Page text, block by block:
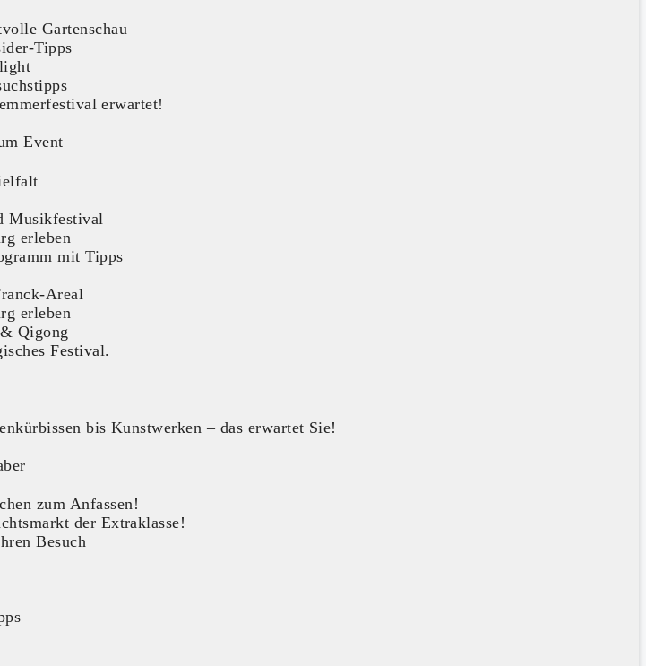
Gartenschau
Tipps
erwartet!
Event
Musikfestival
erleben
mit Tipps
Areal
erleben
Qigong
Festival.
bis Kunstwerken – das erwartet Sie!
zum Anfassen!
der Extraklasse!
Besuch